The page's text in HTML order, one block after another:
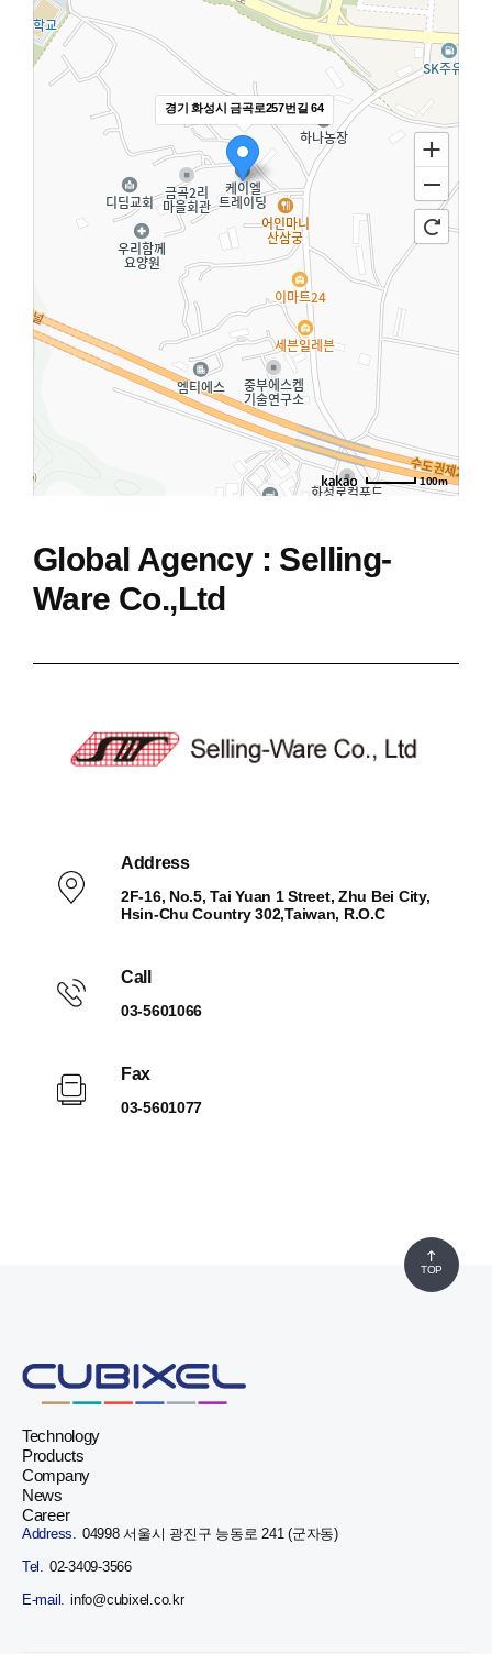
경기 화성시 금곡로257번길 64
100m
Global Agency : Selling-
Ware Co.,Ltd
Address
2F-16, No.5, Tai Yuan 1 Street, Zhu Bei City,
Hsin-Chu Country 302,Taiwan, R.O.C
Call
03-5601066
Fax
03-5601077
TOP
Technology
Products
Company
News
Career
Address. 04998 서울시 광진구 능동로 241 (군자동)
Tel. 02-3409-3566
E-mail. info@cubixel.co.kr